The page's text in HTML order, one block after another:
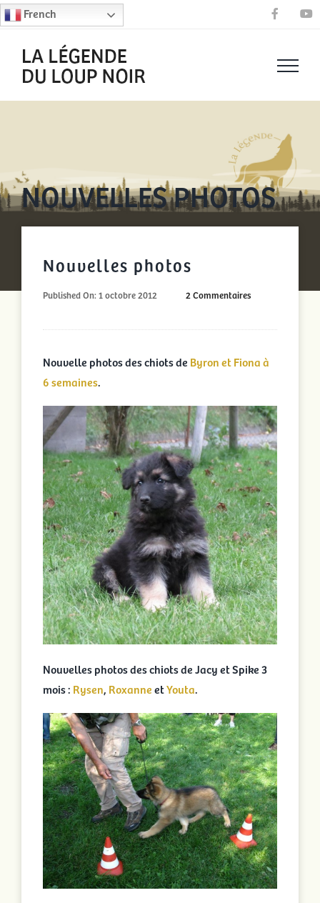
Passer
au
contenu
French
NOUVELLES PHOTOS
Nouvelles photos
Published On: 1 octobre 2012 2 Commentaireson
Nouvelle photos des chiots de Byron et Fiona à
6 semaines.
Nouvelles photos des chiots de Jacy et Spike 3
mois : Rysen, RoxanneetYouta.